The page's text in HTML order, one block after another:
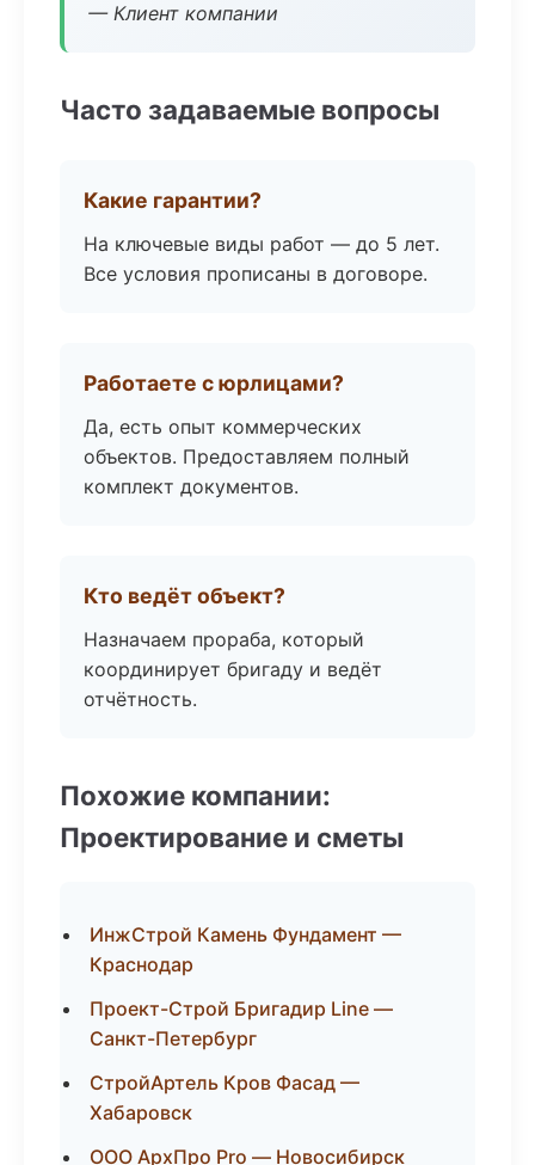
— Клиент компании
Часто задаваемые вопросы
Какие гарантии?
На ключевые виды работ — до 5 лет.
Все условия прописаны в договоре.
Работаете с юрлицами?
Да, есть опыт коммерческих
объектов. Предоставляем полный
комплект документов.
Кто ведёт объект?
Назначаем прораба, который
координирует бригаду и ведёт
отчётность.
Похожие компании:
Проектирование и сметы
ИнжСтрой Камень Фундамент —
Краснодар
Проект-Строй Бригадир Line —
Санкт-Петербург
СтройАртель Кров Фасад —
Хабаровск
ООО АрхПро Pro — Новосибирск